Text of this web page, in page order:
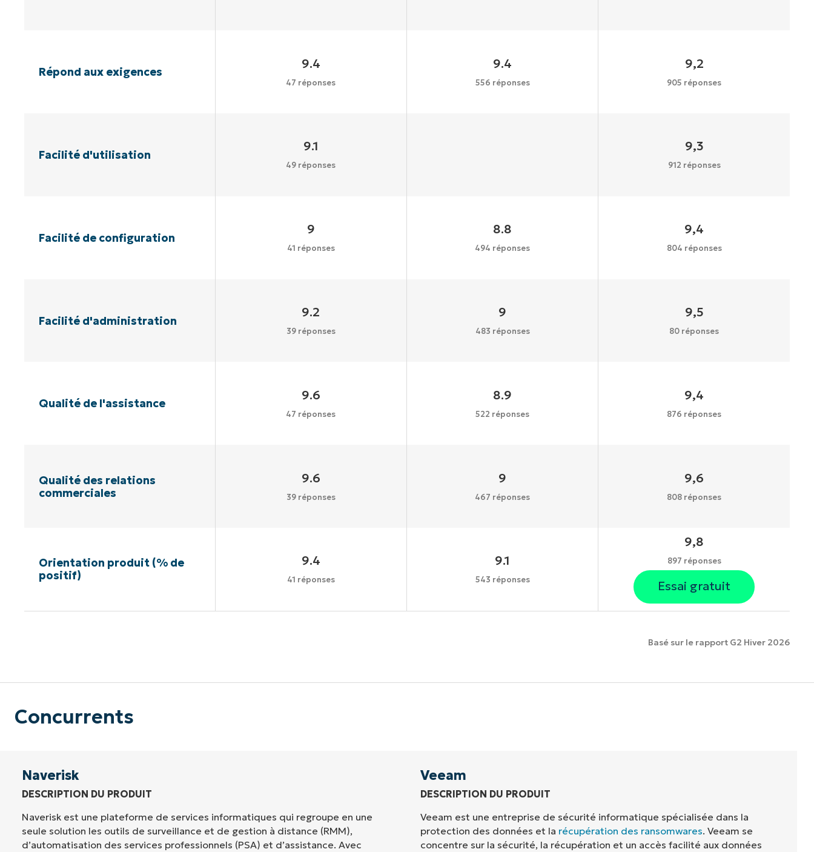
Répond aux exigences
9.4
47 réponses
9.4
556 réponses
9,2
905 réponses
Facilité d'utilisation
9.1
49 réponses
9,3
912 réponses
Facilité de configuration
9
41 réponses
8.8
494 réponses
9,4
804 réponses
Facilité d'administration
9.2
39 réponses
9
483 réponses
9,5
80 réponses
Qualité de l'assistance
9.6
47 réponses
8.9
522 réponses
9,4
876 réponses
Qualité des relations
commerciales
9.6
39 réponses
9
467 réponses
9,6
808 réponses
Orientation produit (% de
positif)
9.4
41 réponses
9.1
543 réponses
9,8
897 réponses
Essai gratuit
Basé sur le rapport G2 Hiver 2026
Concurrents
Naverisk
DESCRIPTION DU PRODUIT
Naverisk est une plateforme de services informatiques qui regroupe en une
seule solution les outils de surveillance et de gestion à distance (RMM),
d’automatisation des services professionnels (PSA) et d’assistance. Avec
Veeam
DESCRIPTION DU PRODUIT
Veeam est une entreprise de sécurité informatique spécialisée dans la
protection des données et la récupération des ransomwares. Veeam se
concentre sur la sécurité, la récupération et un accès facilité aux données